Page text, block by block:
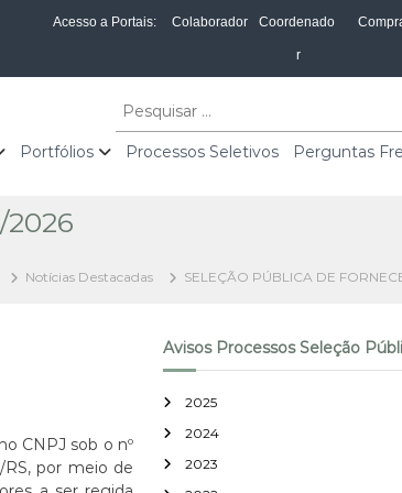
Acesso a Portais: Colaborador Coordenado
r
Portfólios Processos Seletivos Perguntas
P
r
2026
Notícias Destacadas SELEÇÃO PÚBLICA DE
CNPJ sob o nº
RS, por meio de
Avisos Processos Seleção
2025
2024
2023